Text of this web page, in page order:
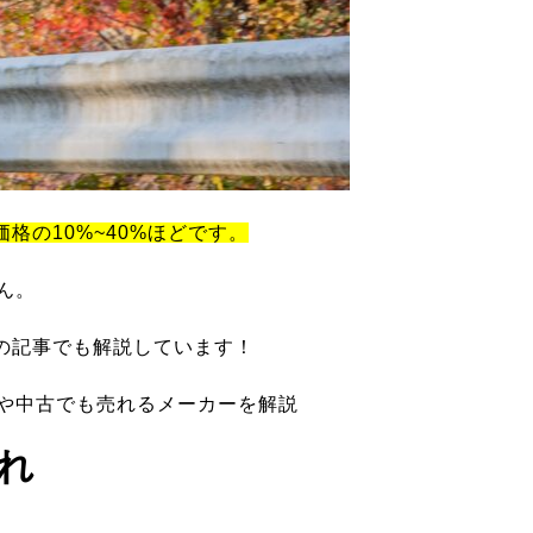
格の10%~40%ほどです。
。
事でも解説しています！
中古でも売れるメーカーを解説